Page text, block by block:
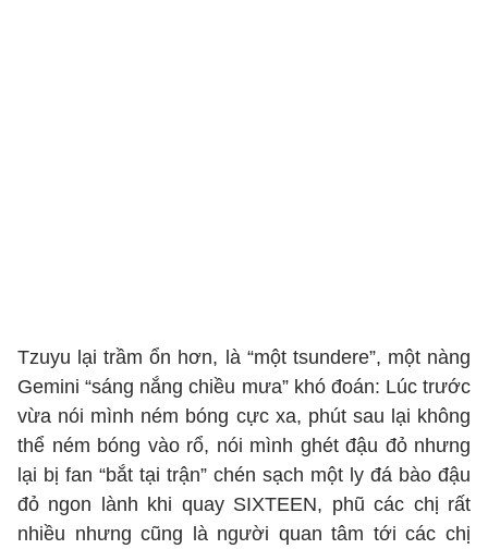
Tzuyu lại trầm ổn hơn, là “một tsundere”, một nàng
Gemini “sáng nắng chiều mưa” khó đoán: Lúc trước
vừa nói mình ném bóng cực xa, phút sau lại không
thể ném bóng vào rổ, nói mình ghét đậu đỏ nhưng
lại bị fan “bắt tại trận” chén sạch một ly đá bào đậu
đỏ ngon lành khi quay SIXTEEN, phũ các chị rất
nhiều nhưng cũng là người quan tâm tới các chị